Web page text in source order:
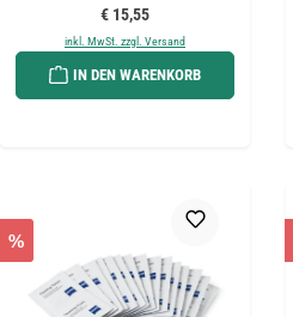
Regulärer Preis:
€ 15,55
inkl. MwSt. zzgl. Versand
IN DEN WARENKORB
%